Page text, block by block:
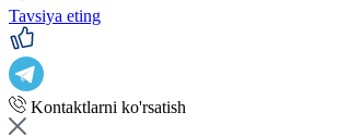
Tavsiya eting
Kontaktlarni ko'rsatish